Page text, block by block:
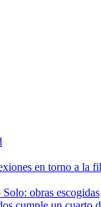
en torno a la
obras escogidas